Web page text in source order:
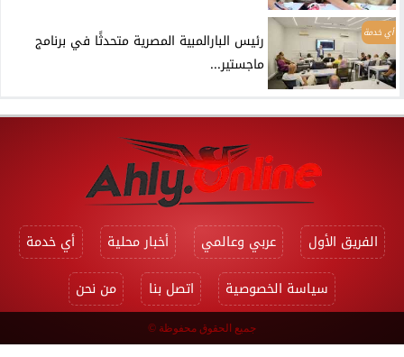
أي خدمة
رئيس البارالمبية المصرية متحدثًا في برنامج
ماجستير...
الفريق الأول عربي وعالمي أخبار محلية
أي خدمة
سياسة الخصوصية
اتصل بنا من نحن
جميع الحقوق محفوظة ©